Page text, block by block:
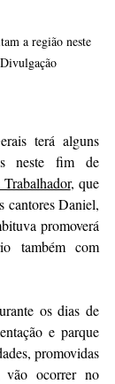
a região neste
terá alguns
neste fim de
, que
cantores Daniel,
promoverá
também com
os dias de
e parque
promovidas
vão ocorrer no